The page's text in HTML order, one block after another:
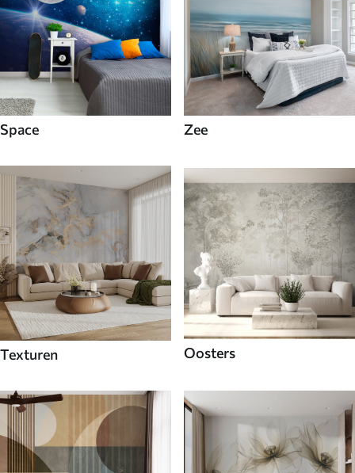
Space Zee
Texturen Oosters